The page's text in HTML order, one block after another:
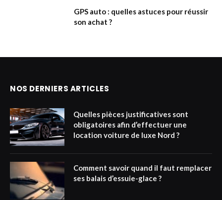
GPS auto : quelles astuces pour réussir
son achat ?
NOS DERNIERS ARTICLES
Quelles pièces justificatives sont
obligatoires afin d’effectuer une
location voiture de luxe Nord ?
Comment savoir quand il faut remplacer
ses balais d’essuie-glace ?